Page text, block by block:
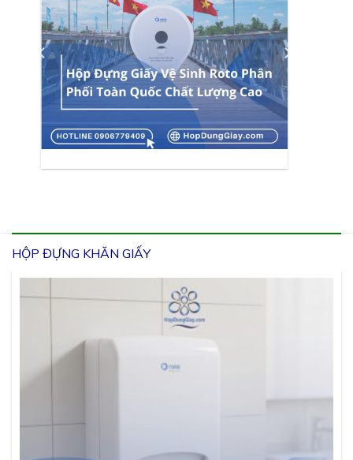
HỘP ĐỰNG KHĂN GIẤY